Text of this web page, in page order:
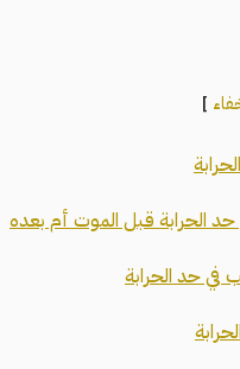
الحرابة قبل الموت أم بعده
في حد الحرابة